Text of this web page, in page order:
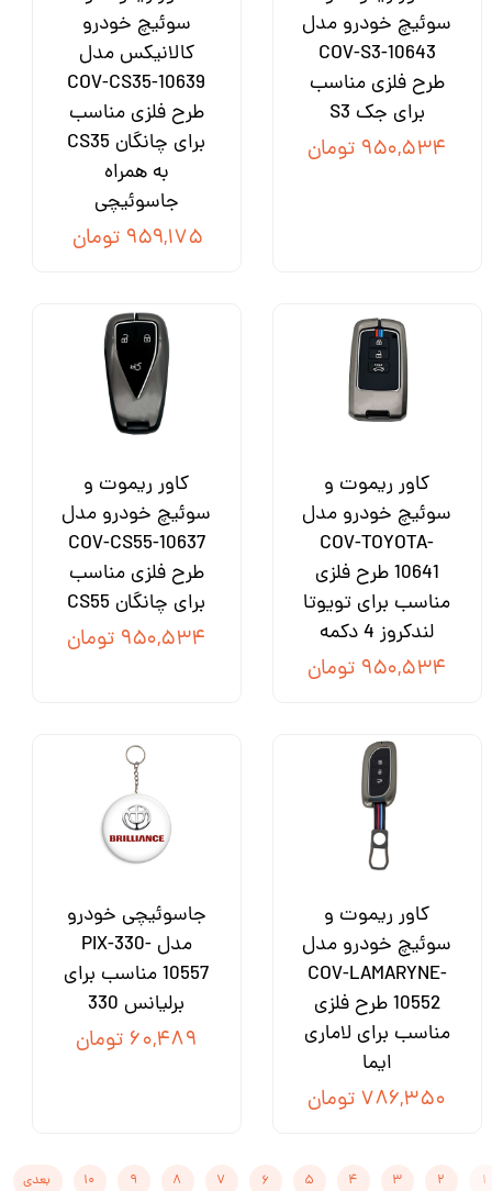
سوئیچ خودرو مدل
COV-S3-10643
طرح فلزی مناسب
برای جک S3
۹۵۰,۵۳۴ تومان
سوئیچ خودرو
کالانیکس مدل
COV-CS35-10639
طرح فلزی مناسب
برای چانگان CS35
به همراه
جاسوئیچی
۹۵۹,۱۷۵ تومان
کاور ریموت و
سوئیچ خودرو مدل
COV-TOYOTA-
10641 طرح فلزی
مناسب برای تویوتا
لندکروز 4 دکمه
۹۵۰,۵۳۴ تومان
کاور ریموت و
سوئیچ خودرو مدل
COV-CS55-10637
طرح فلزی مناسب
برای چانگان CS55
۹۵۰,۵۳۴ تومان
کاور ریموت و
سوئیچ خودرو مدل
COV-LAMARYNE-
10552 طرح فلزی
مناسب برای لاماری
ایما
۷۸۶,۳۵۰ تومان
جاسوئیچی خودرو
مدل PIX-330-
10557 مناسب برای
برلیانس 330
۶۰,۴۸۹ تومان
۱ ۲ ۳ ۴ ۵ ۶ ۷ ۸ ۹ ۱۰ بعدی